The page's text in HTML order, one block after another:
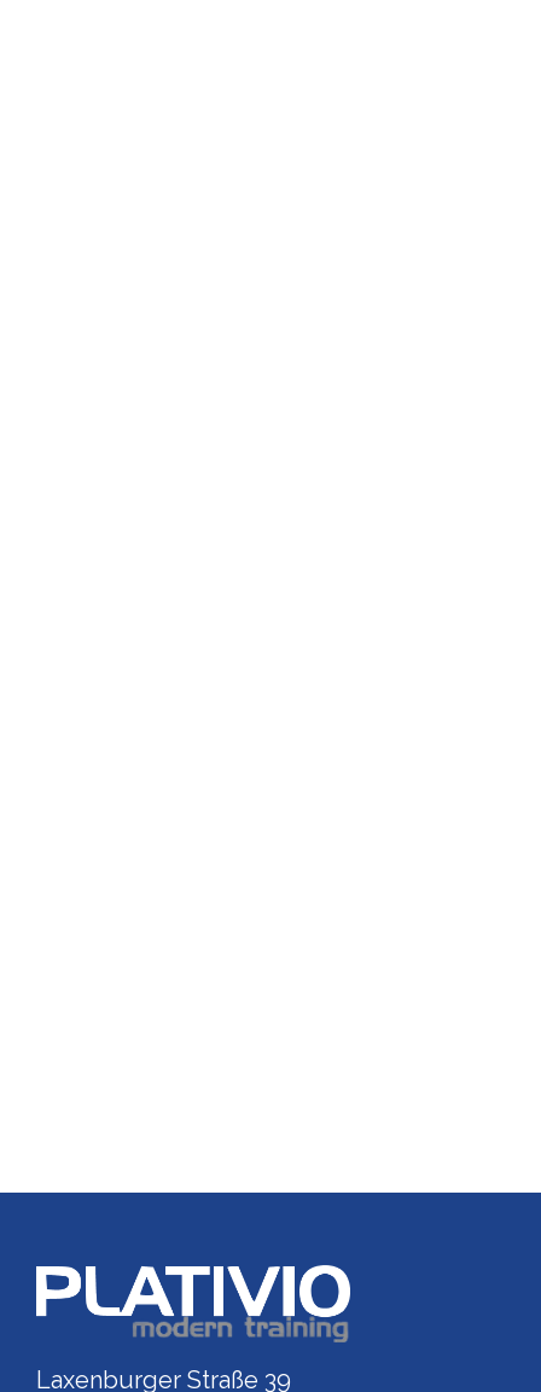
Link zu https://
Laxenburger Straße 39